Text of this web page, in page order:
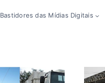
Bastidores das Mídias Digitais